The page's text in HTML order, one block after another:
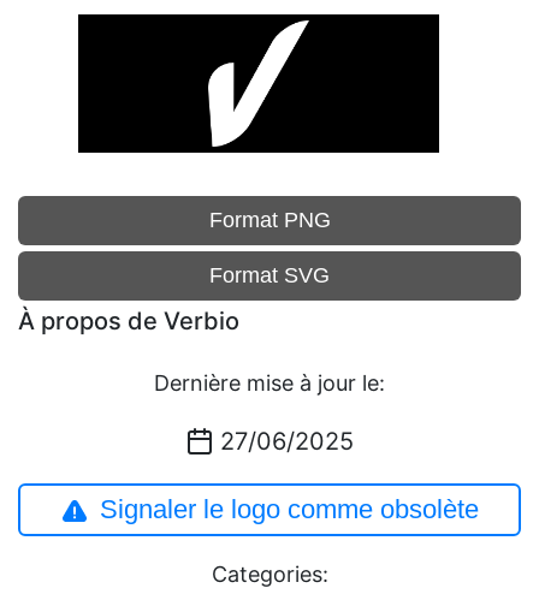
Format PNG
Format SVG
À propos de Verbio
Dernière mise à jour le:
27/06/2025
Signaler le logo comme obsolète
Categories: